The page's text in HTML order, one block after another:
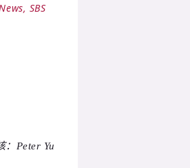
SBS
Peter Yu